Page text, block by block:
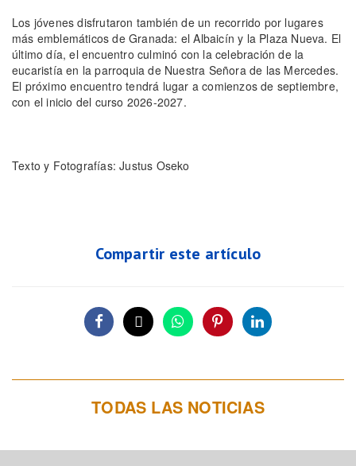
Los jóvenes disfrutaron también de un recorrido por lugares
más emblemáticos de Granada: el Albaicín y la Plaza Nueva. El
último día, el encuentro culminó con la celebración de la
eucaristía en la parroquia de Nuestra Señora de las Mercedes.
El próximo encuentro tendrá lugar a comienzos de septiembre,
con el inicio del curso 2026-2027.
Texto y Fotografías: Justus Oseko
Compartir este artículo
TODAS LAS NOTICIAS